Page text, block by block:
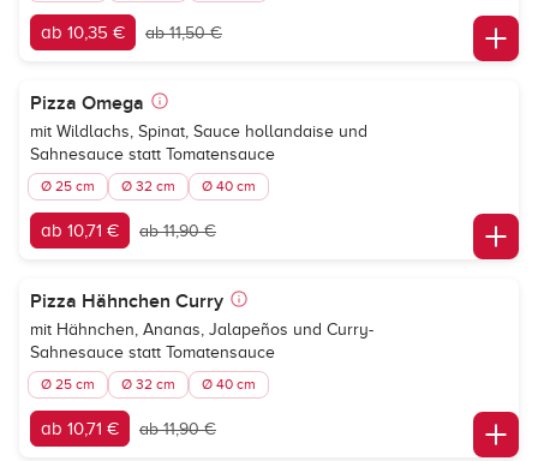
ab 10,35 € ab 11,50 €
Pizza Omega
mit Wildlachs, Spinat, Sauce hollandaise und
Sahnesauce statt Tomatensauce
Ø 25 cm Ø 32 cm Ø 40 cm
ab 10,71 € ab 11,90 €
Pizza Hähnchen Curry
mit Hähnchen, Ananas, Jalapeños und Curry-
Sahnesauce statt Tomatensauce
Ø 25 cm Ø 32 cm Ø 40 cm
ab 10,71 € ab 11,90 €